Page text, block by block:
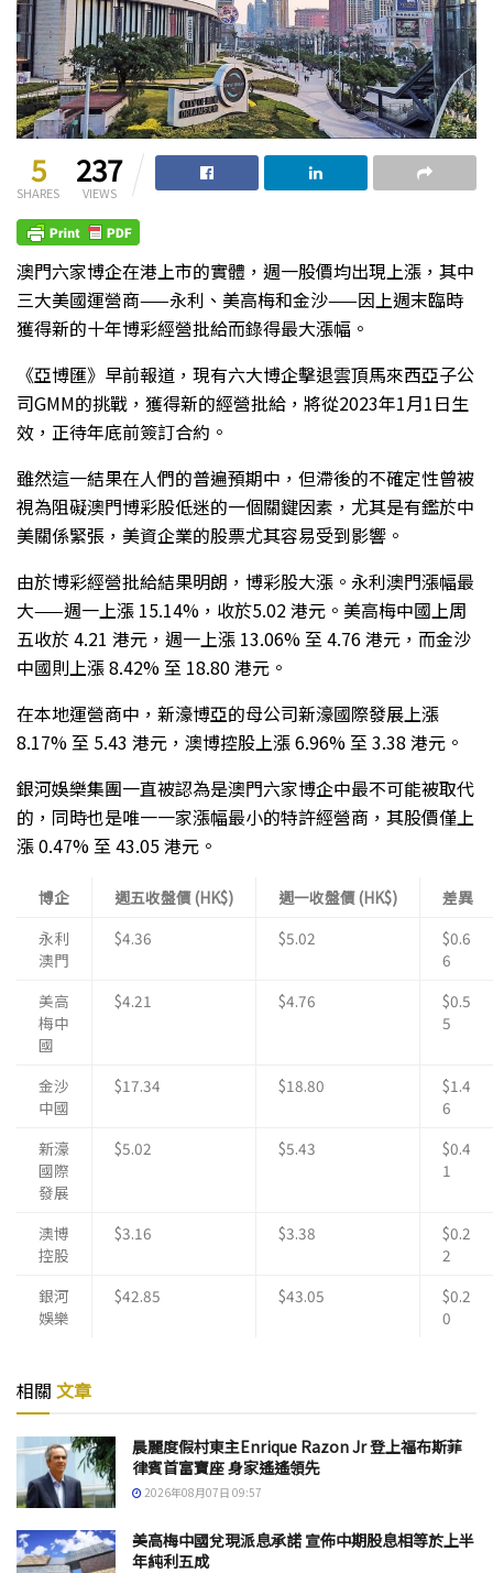
5
SHARES
237
VIEWS
澳門六家博企在港上市的實體，週一股價均出現上漲，其中
三大美國運營商——永利、美高梅和金沙——因上週末臨時
獲得新的十年博彩經營批給而錄得最大漲幅。
《亞博匯》早前報道，現有六大博企擊退雲頂馬來西亞子公
司GMM的挑戰，獲得新的經營批給，將從2023年1月1日生
效，正待年底前簽訂合約。
雖然這一結果在人們的普遍預期中，但滯後的不確定性曾被
視為阻礙澳門博彩股低迷的一個關鍵因素，尤其是有鑑於中
美關係緊張，美資企業的股票尤其容易受到影響。
由於博彩經營批給結果明朗，博彩股大漲。永利澳門漲幅最
大——週一上漲 15.14%，收於5.02 港元。美高梅中國上周
五收於 4.21 港元，週一上漲 13.06% 至 4.76 港元，而金沙
中國則上漲 8.42% 至 18.80 港元。
在本地運營商中，新濠博亞的母公司新濠國際發展上漲
8.17% 至 5.43 港元，澳博控股上漲 6.96% 至 3.38 港元。
銀河娛樂集團一直被認為是澳門六家博企中最不可能被取代
的，同時也是唯一一家漲幅最小的特許經營商，其股價僅上
漲 0.47% 至 43.05 港元。
博企 週五收盤價 (HK$) 週一收盤價 (HK$)
差異
永利
澳門
$4.36 $5.02
$0.6
6
美高
梅中
國
$4.21 $4.76
$0.5
5
金沙
中國
$17.34 $18.80
$1.4
6
新濠
國際
發展
$5.02 $5.43
$0.4
1
澳博
控股
$3.16 $3.38
$0.2
2
銀河
娛樂
$42.85 $43.05
$0.2
0
相關 文章
晨麗度假村東主Enrique Razon Jr 登上福布斯菲
律賓首富寶座 身家遙遙領先
2026年08月07日 09:57
美高梅中國兌現派息承諾 宣佈中期股息相等於上半
年純利五成